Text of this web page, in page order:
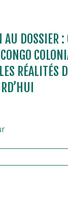
AU DOSSIER :
RÉALITÉS